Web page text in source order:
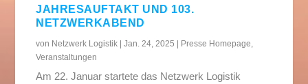
JAHRESAUFTAKT UND 103.
NETZWERKABEND
von Netzwerk Logistik |Jan. 24, 2025 Presse Homepage,
Veranstaltungen
Am 22. Januar startete das Netzwerk Logistik